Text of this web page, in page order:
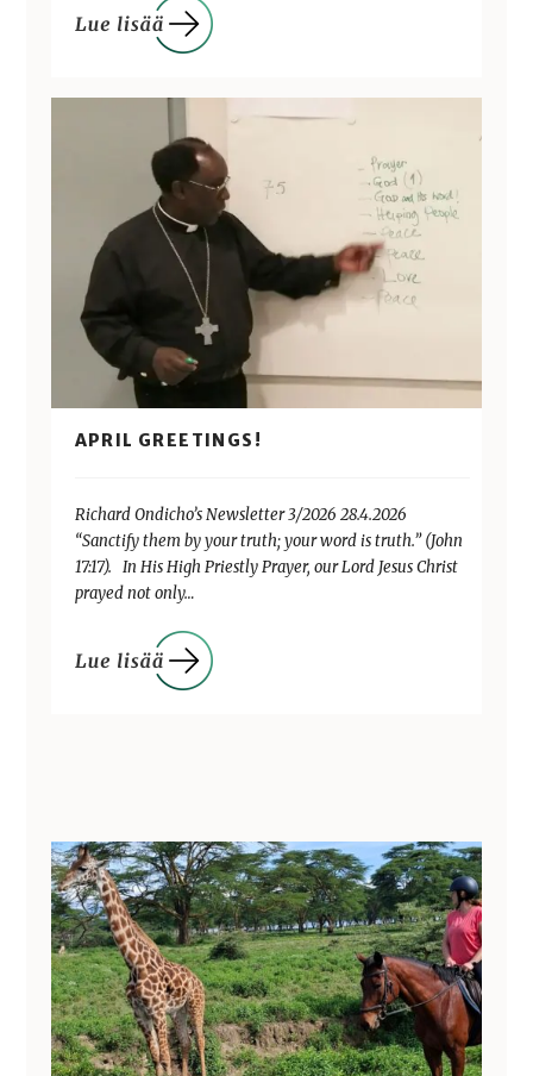
APRIL GREETINGS!
Richard Ondicho’s Newsletter 3/2026 28.4.2026
“Sanctify them by your truth; your word is truth.” (John
17:17). In His High Priestly Prayer, our Lord Jesus Christ
prayed not only…